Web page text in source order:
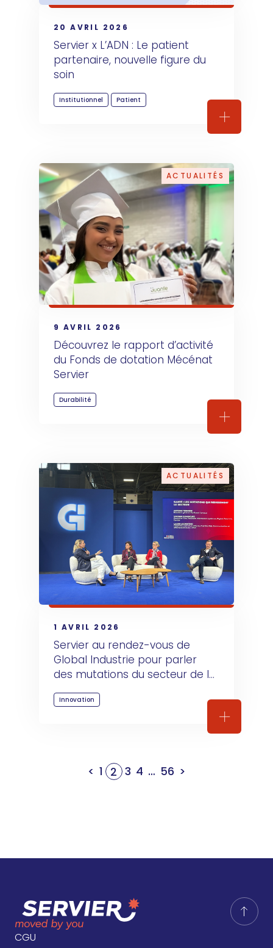
20 AVRIL 2026
Servier x L’ADN : Le patient
partenaire, nouvelle figure du
soin
Institutionnel Patient
Servier x
ACTUALITÉS
9 AVRIL 2026
Découvrez le rapport d’activité
du Fonds de dotation Mécénat
Servier
Durabilité
ACTUALITÉS
1 AVRIL 2026
Servier au rendez-vous de
Global Industrie pour parler
des mutations du secteur de la
santé
Innovation
Servier
< 1 2 3 4 … 56 >
CGU